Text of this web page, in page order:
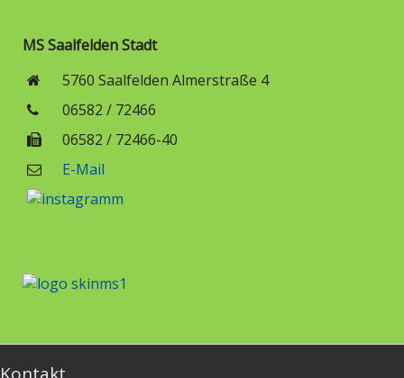
MS Saalfelden Stadt
5760 Saalfelden Almerstraße 4
06582 / 72466
06582 / 72466-40
E-Mail